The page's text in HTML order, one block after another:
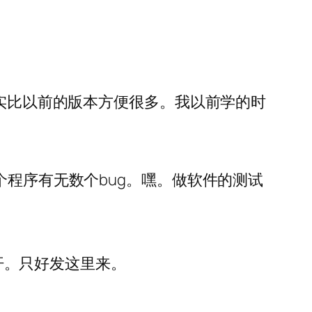
以前的版本方便很多。我以前学的时
序有无数个bug。嘿。做软件的测试
只好发这里来。